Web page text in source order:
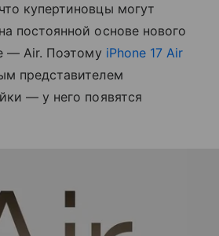
купертиновцы могут
постоянной основе нового
— Air. Поэтому iPhone 17 Air
представителем
— у него появятся